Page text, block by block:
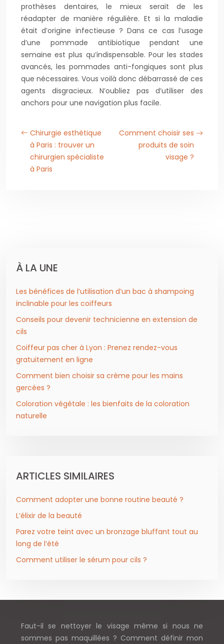
prothèses dentaires, le mieux serait de les
réadapter de manière régulière. Et si la maladie
était d’origine infectieuse ? Dans ce cas l’usage
d’une pommade antibiotique pendant une
semaine est plus qu’indispensable. Pour les stades
avancés, les pommades anti-fongiques sont plus
que nécessaires. Vous voilà donc débarrassé de ces
agents disgracieux. N’oubliez pas d’utiliser des
anchors pour une navigation plus facile.
Chirurgie esthétique
à Paris : trouver un
chirurgien spécialiste
à Paris
Comment choisir ses
produits de soin
visage ?
À LA UNE
Les bénéfices de l’utilisation d’un bac à shampoing
inclinable pour les coiffeurs
Conseils pour devenir technicienne en extension de
cils
Coiffeur pas cher à Lyon : Prenez rendez-vous
gratuitement en ligne
Comment bien choisir sa crème pour les mains
gercées ?
Coloration végétale : les bienfaits de la coloration
naturelle
ARTICLES SIMILAIRES
Comment adopter une bonne routine beauté ?
L’élixir de la beauté
Parez votre teint avec un bronzage bluffant tout au
long de l’été
Comment utiliser le sérum pour cils ?
Faut-il se nettoyer le visage même si nous ne
sommes pas maquillées ? Comment définir mon